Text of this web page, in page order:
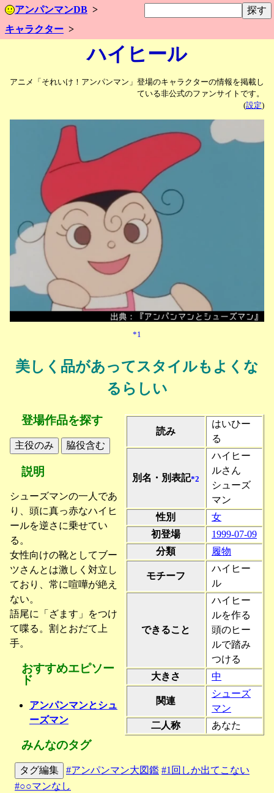
アンパンマンDB
キャラクター
ハイヒール
アニメ「それいけ！アンパンマン」登場のキャラクターの情報を掲載し
ている非公式のファンサイトです。
(設定)
*1
美しく品があってスタイルもよくな
るらしい
読み
はいひー
る
別名・別表記*2
ハイヒー
ルさん
シューズ
マン
性別
女
初登場
1999-07-09
分類
履物
モチーフ
ハイヒー
ル
できること
ハイヒー
ルを作る
頭のヒー
ルで踏み
つける
大きさ
中
関連
シューズ
マン
二人称
あなた
登場作品を探す
説明
シューズマンの一人であ
り、頭に真っ赤なハイヒ
ールを逆さに乗せてい
る。
女性向けの靴としてブー
ツさんとは激しく対立し
ており、常に喧嘩が絶え
ない。
語尾に「ざます」をつけ
て喋る。割とおだて上
手。
おすすめエピソー
ド
アンパンマンとシュ
ーズマン
みんなのタグ
タグ編集 #アンパンマン大図鑑 #1回しか出てこない
#○○マンなし